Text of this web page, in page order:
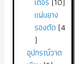
แผ่นยาง
รองตัด 4
อุปกรณ์วาด